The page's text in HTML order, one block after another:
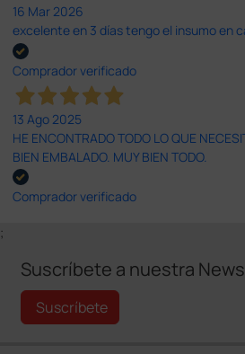
16 Mar 2026
excelente en 3 días tengo el insumo en
Comprador verificado
13 Ago 2025
HE ENCONTRADO TODO LO QUE
BIEN EMBALADO. MUY BIEN TODO.
Comprador verificado
;
Suscríbete a nuestra
Suscríbete